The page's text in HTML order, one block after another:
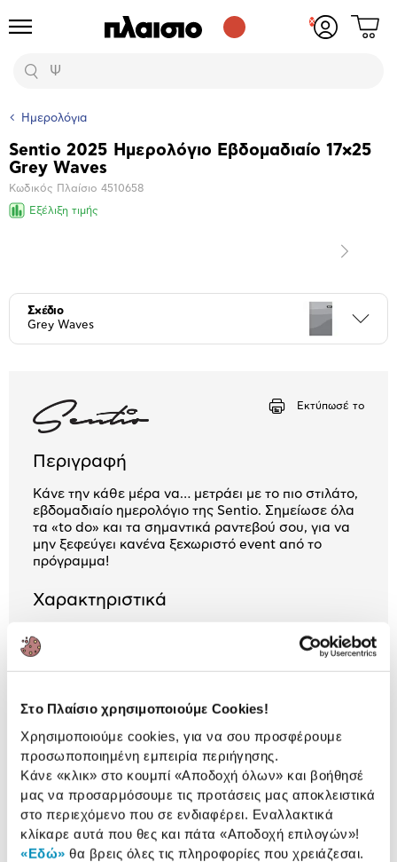
Στο Πλαίσιο χρησιμοποιούμε Cookies!
Χρησιμοποιούμε cookies, για να σου προσφέρουμε
προσωποποιημένη εμπειρία περιήγησης.
Κάνε «κλικ» στο κουμπί «Αποδοχή όλων» και βοήθησέ
μας να προσαρμόσουμε τις προτάσεις μας αποκλειστικά
στο περιεχόμενο που σε ενδιαφέρει. Εναλλακτικά
κλίκαρε αυτά που θες και πάτα «Αποδοχή επιλογών»!
«Εδώ» θα βρεις όλες τις πληροφορίες που χρειάζεσαι.
Προϊόντα
Αναζήτηση
Δες
Ημερολόγια
Βασικά
χαρακτηριστικά
Sentio 2025 Ημερολόγιο Εβδομαδιαίο 17x25
Grey Waves
Κωδικός Πλαίσιο 4510658
Εξέλιξη τιμής
Επόμενο
Σχέδιο
Grey Waves
Εκτύπωσέ το
Περιγραφή
Κάνε την κάθε μέρα να… μετράει με το πιο στιλάτο,
εβδομαδιαίο ημερολόγιο της Sentio. Σημείωσε όλα
τα «to do» και τα σημαντικά ραντεβού σου, για να
μην ξεφεύγει κανένα ξεχωριστό event από το
πρόγραμμα!
Χαρακτηριστικά
Εβδομαδιαίο
Διάσταση: 17x25 cm
Αναλυτική
παρουσίαση
Αναλυτική παρουσίαση
Προδιαγραφές
προϊόντος
Χαρακτηριστικά